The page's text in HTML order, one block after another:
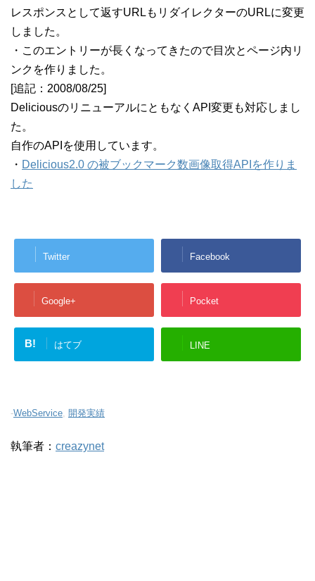
レスポンスとして返すURLもリダイレクターのURLに変更
しました。
・このエントリーが長くなってきたので目次とページ内リ
ンクを作りました。
[追記：2008/08/25]
DeliciousのリニューアルにともなくAPI変更も対応しまし
た。
自作のAPIを使用しています。
・ Delicious2.0 の被ブックマーク数画像取得APIを作りま
した
Twitter Facebook
Google+ Pocket
B! はてブ LINE
-WebService, 開発実績
執筆者： creazynet